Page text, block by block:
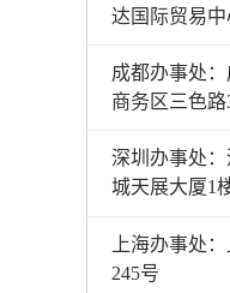
达国际贸易中
成都办事处
商务区三色路
深圳办事处
城天展大厦1
上海办事处
245号